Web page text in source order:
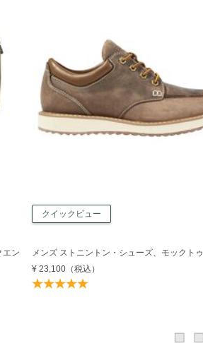
エン
クイックビュー
メンズ ストニントン・シューズ、モックトゥ
¥ 23,100（税込）